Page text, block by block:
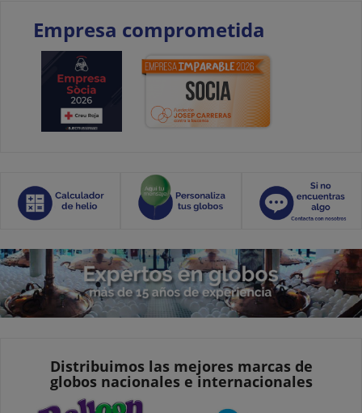
Empresa comprometida
Distribuimos las mejores marcas de
globos nacionales e internacionales